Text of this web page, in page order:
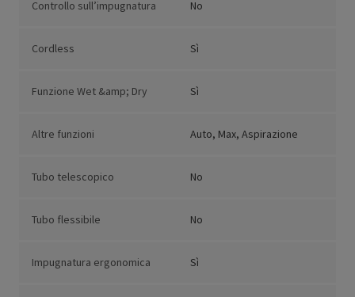
Controllo sull’impugnatura No
Cordless Sì
Funzione Wet &amp; Dry Sì
Altre funzioni Auto, Max, Aspirazione
Tubo telescopico No
Tubo flessibile No
Impugnatura ergonomica Sì